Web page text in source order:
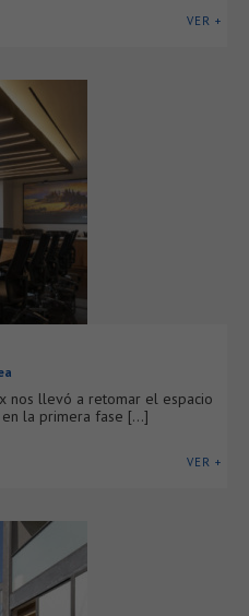
VER +
nos llevó a retomar el espacio
la primera fase [...]
VER +